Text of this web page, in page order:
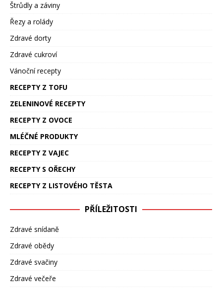
Štrůdly a záviny
Řezy a rolády
Zdravé dorty
Zdravé cukroví
Vánoční recepty
RECEPTY Z TOFU
ZELENINOVÉ RECEPTY
RECEPTY Z OVOCE
MLÉČNÉ PRODUKTY
RECEPTY Z VAJEC
RECEPTY S OŘECHY
RECEPTY Z LISTOVÉHO TĚSTA
PŘÍLEŽITOSTI
Zdravé snídaně
Zdravé obědy
Zdravé svačiny
Zdravé večeře